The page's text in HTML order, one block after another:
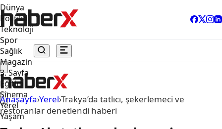
Dünya
Politika
Teknoloji
Spor
Sağlık
Magazin
3. Sayfa
Eğitim
Sinema
Yerel
Yaşam
Anasayfa›Yerel›Trakya’da tatlıcı, şekerlemeci ve
restoranlar denetlendi haberi